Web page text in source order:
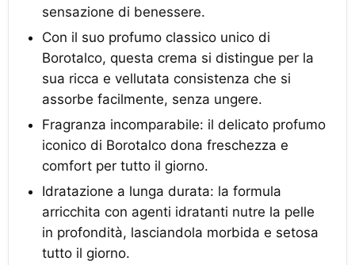
sensazione di benessere.
Con il suo profumo classico unico di
Borotalco, questa crema si distingue per la
sua ricca e vellutata consistenza che si
assorbe facilmente, senza ungere.
Fragranza incomparabile: il delicato profumo
iconico di Borotalco dona freschezza e
comfort per tutto il giorno.
Idratazione a lunga durata: la formula
arricchita con agenti idratanti nutre la pelle
in profondità, lasciandola morbida e setosa
tutto il giorno.